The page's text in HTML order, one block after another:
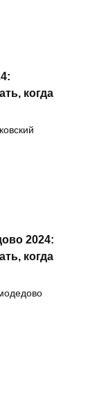
когда
2024:
когда